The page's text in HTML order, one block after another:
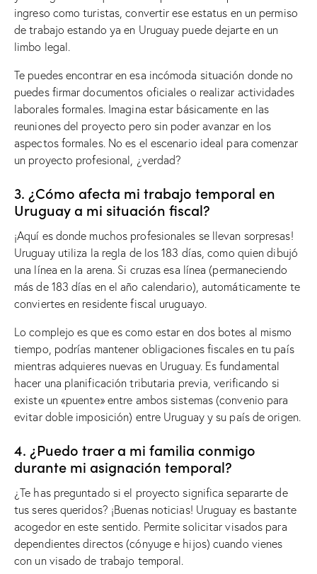
ingreso como turistas, convertir ese estatus en un permiso
de trabajo estando ya en Uruguay puede dejarte en un
limbo legal.
Te puedes encontrar en esa incómoda situación donde no
puedes firmar documentos oficiales o realizar actividades
laborales formales. Imagina estar básicamente en las
reuniones del proyecto pero sin poder avanzar en los
aspectos formales. No es el escenario ideal para comenzar
un proyecto profesional, ¿verdad?
3. ¿Cómo afecta mi trabajo temporal en
Uruguay a mi situación fiscal?
¡Aquí es donde muchos profesionales se llevan sorpresas!
Uruguay utiliza la regla de los 183 días, como quien dibujó
una línea en la arena. Si cruzas esa línea (permaneciendo
más de 183 días en el año calendario), automáticamente te
conviertes en residente fiscal uruguayo.
Lo complejo es que es como estar en dos botes al mismo
tiempo, podrías mantener obligaciones fiscales en tu país
mientras adquieres nuevas en Uruguay. Es fundamental
hacer una planificación tributaria previa, verificando si
existe un «puente» entre ambos sistemas (convenio para
evitar doble imposición) entre Uruguay y su país de origen.
4. ¿Puedo traer a mi familia conmigo
durante mi asignación temporal?
¿Te has preguntado si el proyecto significa separarte de
tus seres queridos? ¡Buenas noticias! Uruguay es bastante
acogedor en este sentido. Permite solicitar visados ​​para
dependientes directos (cónyuge e hijos) cuando vienes
con un visado de trabajo temporal.